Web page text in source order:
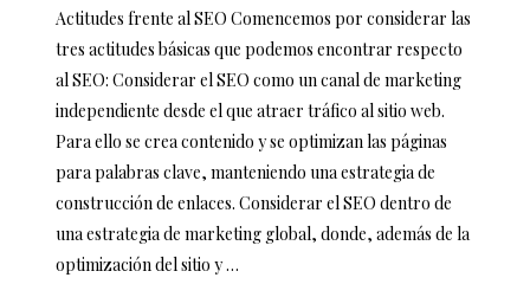
Actitudes frente al SEO Comencemos por considerar las
tres actitudes básicas que podemos encontrar respecto
al SEO: Considerar el SEO como un canal de marketing
independiente desde el que atraer tráfico al sitio web.
Para ello se crea contenido y se optimizan las páginas
para palabras clave, manteniendo una estrategia de
construcción de enlaces. Considerar el SEO dentro de
una estrategia de marketing global, donde, además de la
optimización del sitio y …